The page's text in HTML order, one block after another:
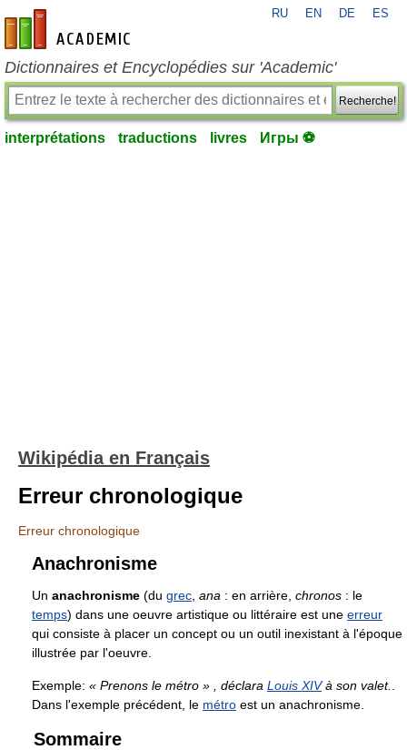
fr-academic.com
RU EN DE ES
Dictionnaires et Encyclopédies sur 'Academic'
Recherche!
interprétations traductions livres Игры ⚽
Wikipédia en Français
Erreur chronologique
Erreur chronologique
Anachronisme
Un anachronisme (du grec ana : en arrière, chronos : le
temps) dans une oeuvre artistique ou littéraire est une erreur
qui consiste à placer un concept ou un outil inexistant à l'époque
illustrée par l'oeuvre.
Exemple: « Prenons le métro » , déclara Louis XIVà son valet.
Dans l'exemple précédent, le métro est un anachronisme.
Sommaire